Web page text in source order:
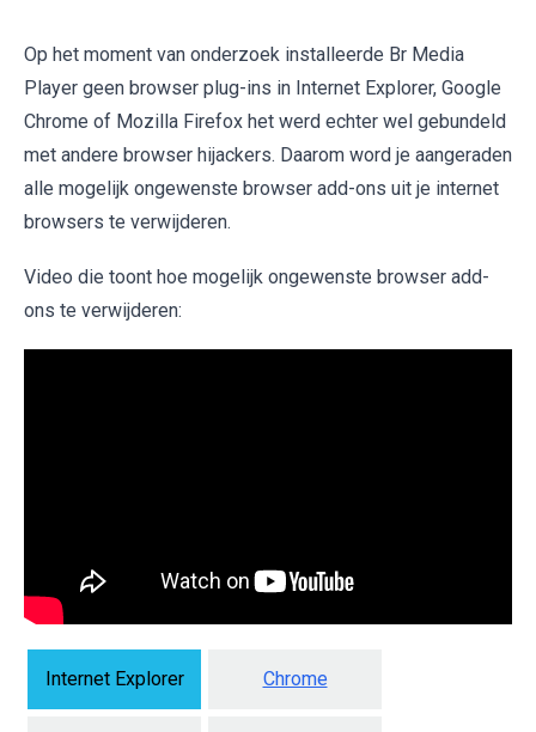
Op het moment van onderzoek installeerde Br Media
Player geen browser plug-ins in Internet Explorer, Google
Chrome of Mozilla Firefox het werd echter wel gebundeld
met andere browser hijackers. Daarom word je aangeraden
alle mogelijk ongewenste browser add-ons uit je internet
browsers te verwijderen.
Video die toont hoe mogelijk ongewenste browser add-
ons te verwijderen:
Internet Explorer Chrome